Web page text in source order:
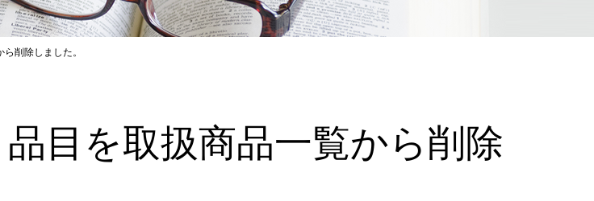
削除しました。
目を取扱商品一覧から削除